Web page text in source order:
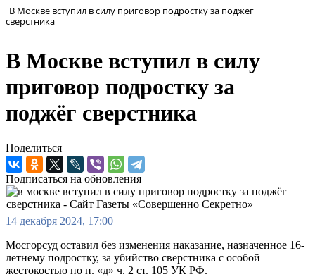
В Москве вступил в силу приговор подростку за поджёг
сверстника
В Москве вступил в силу
приговор подростку за
поджёг сверстника
Поделиться
Подписаться на обновления
14 декабря 2024, 17:00
Мосгорсуд оставил без изменения наказание, назначенное 16-
летнему подростку, за убийство сверстника с особой
жестокостью по п. «д» ч. 2 ст. 105 УК РФ.